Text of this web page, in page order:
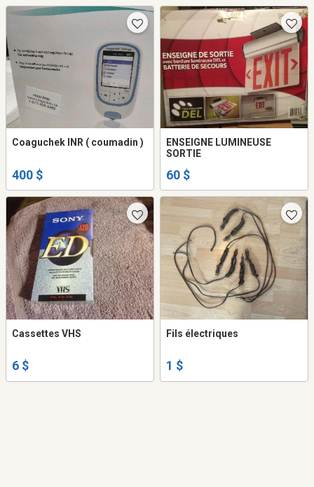
Coaguchek INR ( coumadin )
400 $
ENSEIGNE LUMINEUSE
SORTIE
60 $
Cassettes VHS
6 $
Fils électriques
1 $